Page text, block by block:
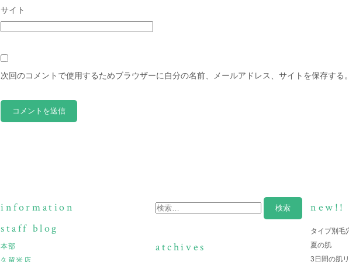
サイト
次回のコメントで使用するためブラウザーに自分の名前、メールアドレス、サイトを保存する。
information
staff blog
本部
久留米店
new!!
タイプ別毛
夏の肌
3日間の肌
atchives